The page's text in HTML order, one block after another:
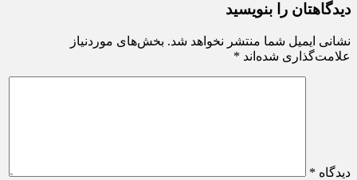
دیدگاهتان را بنویسید
نشانی ایمیل شما منتشر نخواهد شد. بخش‌های موردنیاز
علامت‌گذاری شده‌اند *
دیدگاه *